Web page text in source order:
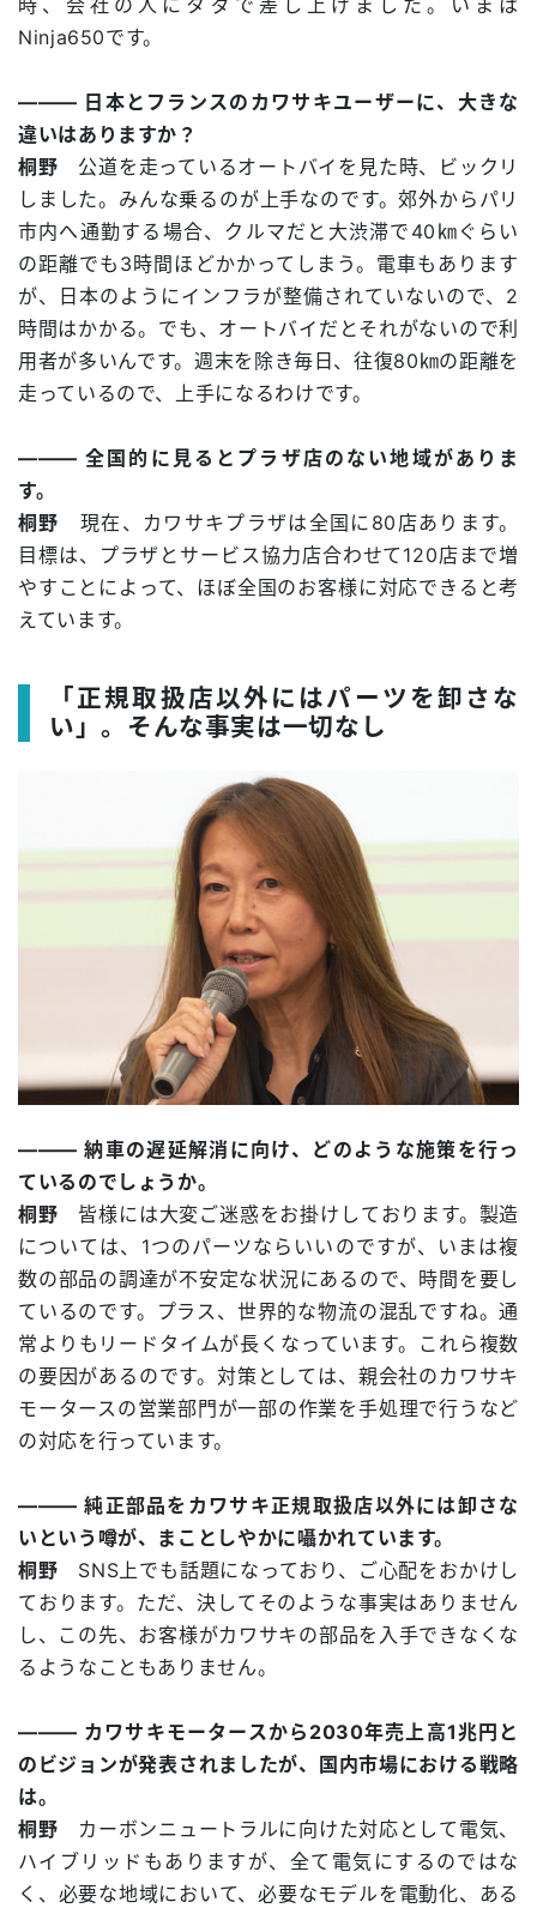
時、会社の人にタダで差し上げました。いまは
Ninja650です。
――― 日本とフランスのカワサキユーザーに、大きな
違いはありますか？
桐野 公道を走っているオートバイを見た時、ビックリ
しました。みんな乗るのが上手なのです。郊外からパリ
市内へ通勤する場合、クルマだと大渋滞で40㎞ぐらい
の距離でも3時間ほどかかってしまう。電車もあります
が、日本のようにインフラが整備されていないので、2
時間はかかる。でも、オートバイだとそれがないので利
用者が多いんです。週末を除き毎日、往復80㎞の距離を
走っているので、上手になるわけです。
――― 全国的に見るとプラザ店のない地域がありま
す。
桐野 現在、カワサキプラザは全国に80店あります。
目標は、プラザとサービス協力店合わせて120店まで増
やすことによって、ほぼ全国のお客様に対応できると考
えています。
「正規取扱店以外にはパーツを卸さな
い」。そんな事実は一切なし
――― 納車の遅延解消に向け、どのような施策を行っ
ているのでしょうか。
桐野 皆様には大変ご迷惑をお掛けしております。製造
については、1つのパーツならいいのですが、いまは複
数の部品の調達が不安定な状況にあるので、時間を要し
ているのです。プラス、世界的な物流の混乱ですね。通
常よりもリードタイムが長くなっています。これら複数
の要因があるのです。対策としては、親会社のカワサキ
モータースの営業部門が一部の作業を手処理で行うなど
の対応を行っています。
――― 純正部品をカワサキ正規取扱店以外には卸さな
いという噂が、まことしやかに囁かれています。
桐野 SNS上でも話題になっており、ご心配をおかけし
ております。ただ、決してそのような事実はありません
し、この先、お客様がカワサキの部品を入手できなくな
るようなこともありません。
――― カワサキモータースから2030年売上高1兆円と
のビジョンが発表されましたが、国内市場における戦略
は。
桐野 カーボンニュートラルに向けた対応として電気、
ハイブリッドもありますが、全て電気にするのではな
く、必要な地域において、必要なモデルを電動化、ある